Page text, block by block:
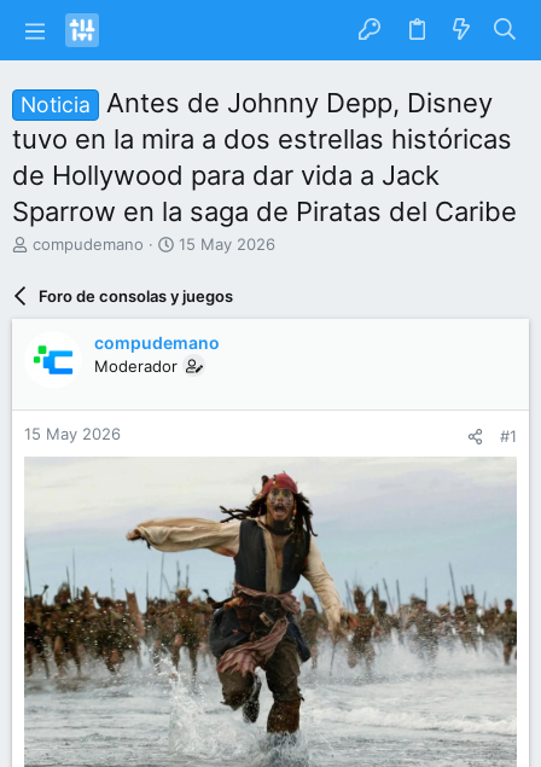
Noticia
Antes de Johnny Depp, Disney
tuvo en la mira a dos estrellas históricas
de Hollywood para dar vida a Jack
Sparrow en la saga de Piratas del Caribe
I
a
r
d
e
compudemano
F
c
h
d
e
n
c
15 May 2026
Foro de consolas y juegos
compudemano
Moderador
15 May 2026 #1